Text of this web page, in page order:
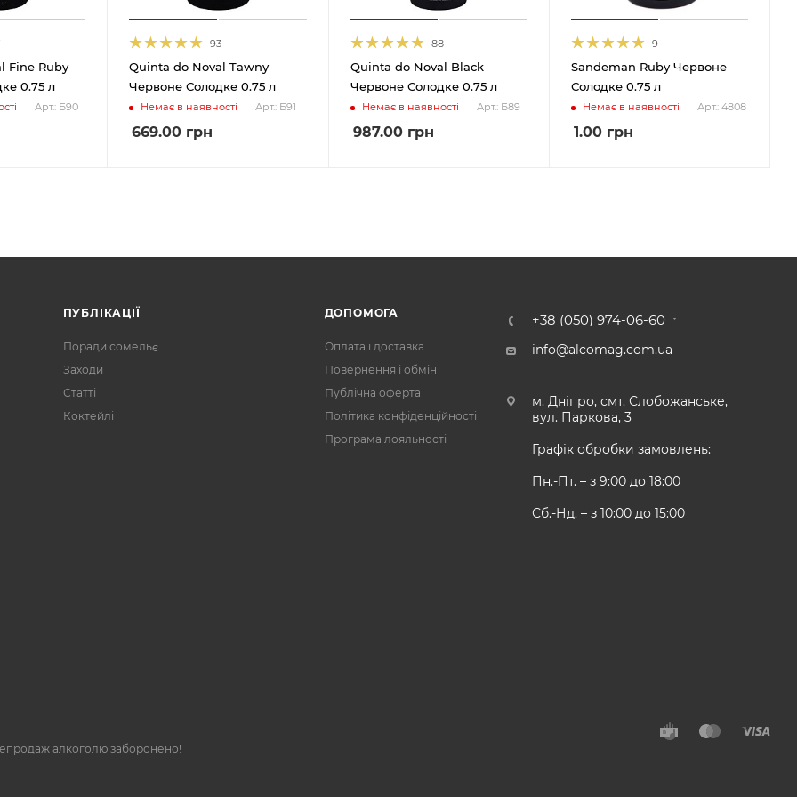
Fine Ruby
0.75 л
Арт.: Б90
93
Quinta do Noval Tawny
Червоне Солодке 0.75 л
Немає в наявності Арт.: Б91
669.00 грн
88
Quinta do Noval Black
Червоне Солодке 0.75 л
Немає в наявності Арт.: Б89
987.00грн
9
Sandeman Ruby Червоне
Солодке 0.75 л
Немає в наявності Арт.: 4808
1.00грн
ПУБЛІКАЦІЇ
Поради сомельє
Заходи
Статті
Коктейлі
ДОПОМОГА
Оплата і доставка
Повернення і обмін
Публічна оферта
Політика конфіденційності
Програма лояльності
+38 (050) 974-06-60
info@alcomag.com.ua
м. Дніпро, смт. Слобожанське,
вул. Паркова, 3
Графік обробки замовлень:
Пн.-Пт. – з 9:00 до 18:00
Сб.-Нд. – з 10:00 до 15:00
алкоголю заборонено!